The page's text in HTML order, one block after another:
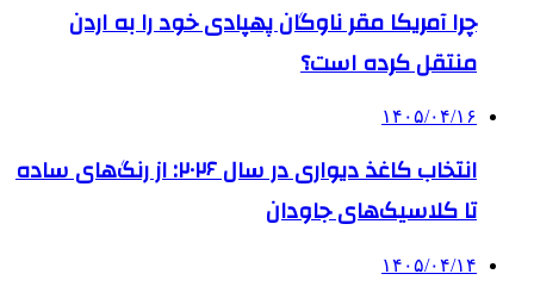
چرا آمریکا مقر ناوگان پهپادی خود را به اردن
منتقل کرده است؟
۱۴۰۵/۰۴/۱۶
انتخاب کاغذ دیواری در سال ۲۰۲۶: از رنگ‌های ساده
تا کلاسیک‌های جاودان
۱۴۰۵/۰۴/۱۴